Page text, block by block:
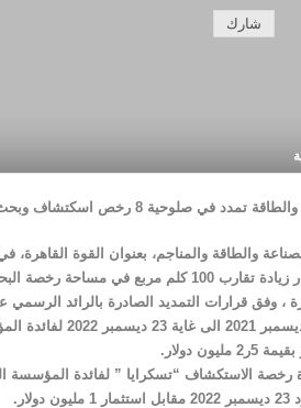
شارك
8 رخص اسكتشاف وبحث عن المحروقات بعنوان القوة القاهرة
رخصة البحث عن المحروقات “نفزاوة “.
ابتداء من 24
دولار.